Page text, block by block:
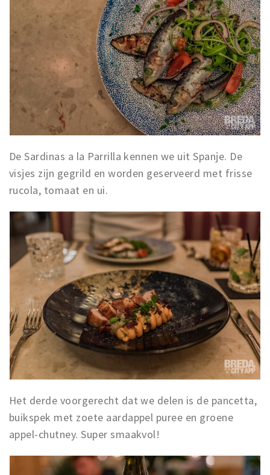
De Sardinas a la Parrilla kennen we uit Spanje. De
visjes zijn gegrild en worden geserveerd met frisse
rucola, tomaat en ui.
Het derde voorgerecht dat we delen is de pancetta,
buikspek met zoete aardappel puree en groene
appel-chutney. Super smaakvol!